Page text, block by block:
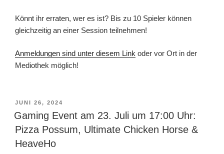
Könnt ihr erraten, wer es ist? Bis zu 10 Spieler können
gleichzeitig an einer Session teilnehmen!
Anmeldungen sind unter diesem Link oder vor Ort in der
Mediothek möglich!
VERÖFFENTLICHT
AM
JUNI 26, 2024
Gaming Event am 23. Juli um 17:00 Uhr:
Pizza Possum, Ultimate Chicken Horse &
HeaveHo